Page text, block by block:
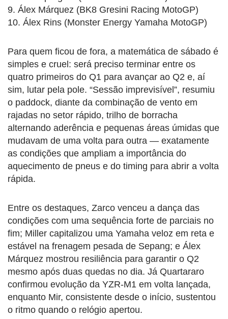
9. Álex Márquez (BK8 Gresini Racing MotoGP)
10. Álex Rins (Monster Energy Yamaha MotoGP)
Para quem ficou de fora, a matemática de sábado é
simples e cruel: será preciso terminar entre os
quatro primeiros do Q1 para avançar ao Q2 e, aí
sim, lutar pela pole. “Sessão imprevisível”, resumiu
o paddock, diante da combinação de vento em
rajadas no setor rápido, trilho de borracha
alternando aderência e pequenas áreas úmidas que
mudavam de uma volta para outra — exatamente
as condições que ampliam a importância do
aquecimento de pneus e do timing para abrir a volta
rápida.
Entre os destaques, Zarco venceu a dança das
condições com uma sequência forte de parciais no
fim; Miller capitalizou uma Yamaha veloz em reta e
estável na frenagem pesada de Sepang; e Álex
Márquez mostrou resiliência para garantir o Q2
mesmo após duas quedas no dia. Já Quartararo
confirmou evolução da YZR-M1 em volta lançada,
enquanto Mir, consistente desde o início, sustentou
o ritmo quando o relógio apertou.